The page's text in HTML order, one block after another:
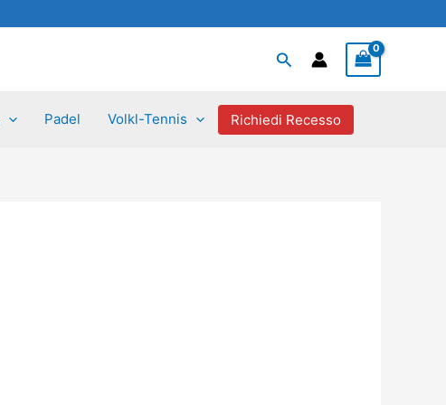
Cerca
Padel Volkl-Tennis Richiedi Recesso